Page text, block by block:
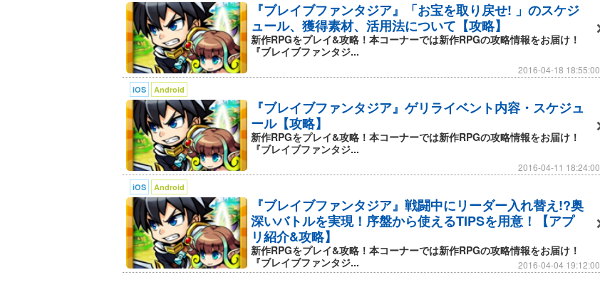
『ブレイブファンタジア』「お宝を取り戻せ! 」のスケジ
ュール、獲得素材、活用法について【攻略】
新作RPGをプレイ&攻略！本コーナーでは新作RPGの攻略情報をお届け！
『ブレイブファンタジ...
2016-04-18 18:55:00
iOS Android
『ブレイブファンタジア』ゲリライベント内容・スケジュ
ール【攻略】
新作RPGをプレイ&攻略！本コーナーでは新作RPGの攻略情報をお届け！
『ブレイブファンタジ...
2016-04-11 18:24:00
iOS Android
『ブレイブファンタジア』戦闘中にリーダー入れ替え!?奥
深いバトルを実現！序盤から使えるTIPSを用意！【アプ
リ紹介&攻略】
新作RPGをプレイ&攻略！本コーナーでは新作RPGの攻略情報をお届け！
『ブレイブファンタジ...
2016-04-04 19:12:00